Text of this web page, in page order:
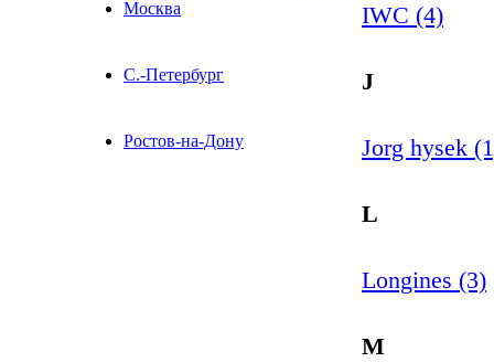
Москва
С.-Петербург
Ростов-на-Дону
IWC (4)
J
Jorg hysek
L
Longines (3)
M